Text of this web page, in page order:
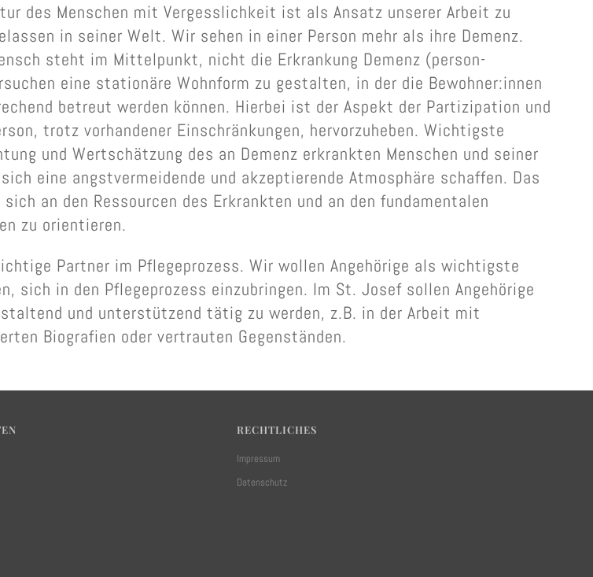
des Menschen mit Vergesslichkeit ist als Ansatz unserer Arbeit zu
in seiner Welt. Wir sehen in einer Person mehr als ihre Demenz.
steht im Mittelpunkt, nicht die Erkrankung Demenz (person-
eine stationäre Wohnform zu gestalten, in der die Bewohner:innen
betreut werden können. Hierbei ist der Aspekt der Partizipation und
trotz vorhandener Einschränkungen, hervorzuheben. Wichtigste
und Wertschätzung des an Demenz erkrankten Menschen und seiner
eine angstvermeidende und akzeptierende Atmosphäre schaffen. Das
an den Ressourcen des Erkrankten und an den fundamentalen
zu orientieren.
Partner im Pflegeprozess. Wir wollen Angehörige als wichtigste
sich in den Pflegeprozess einzubringen. Im St. Josef sollen Angehörige
und unterstützend tätig zu werden, z.B. in der Arbeit mit
Biografien oder vertrauten Gegenständen.
RECHTLICHES
Impressum
Datenschutz